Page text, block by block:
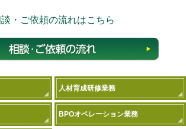
・ご依頼の流れはこちら
人材育成研修業務
BPOオペレーション業務